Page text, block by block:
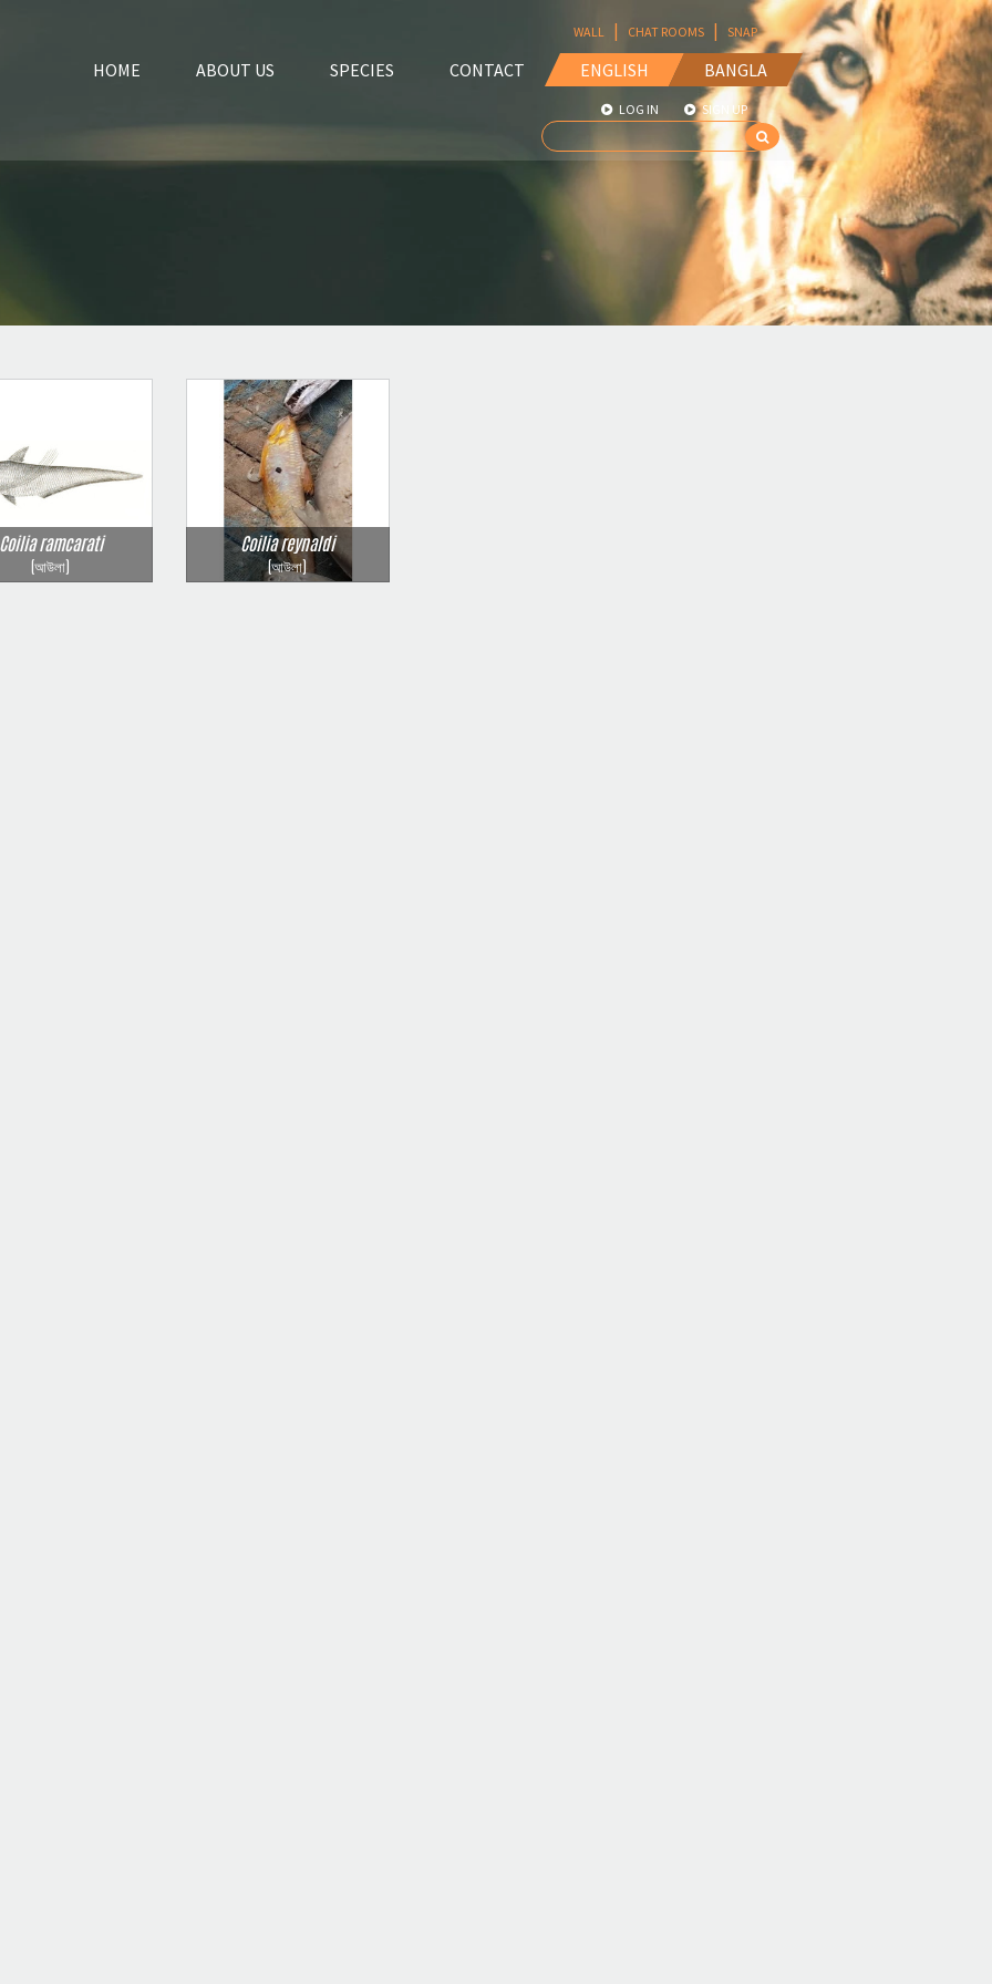
HOME ABOUT US SPECIES CONTACT ENGLISH BANGLA
WALL | CHAT ROOMS | SNAP
LOG IN SIGN UP
Coilia ramcarati
(আউলা)
Coilia reynaldi
(আউলা)